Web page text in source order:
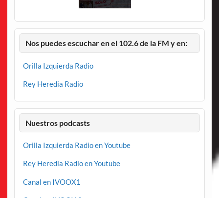
Nos puedes escuchar en el 102.6 de la FM y en:
Orilla Izquierda Radio
Rey Heredia Radio
Nuestros podcasts
Orilla Izquierda Radio en Youtube
Rey Heredia Radio en Youtube
Canal en IVOOX1